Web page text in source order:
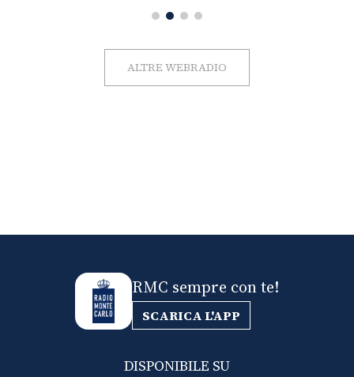
ALTRE WEBRADIO
RMC sempre con te!
SCARICA L'APP
DISPONIBILE SU